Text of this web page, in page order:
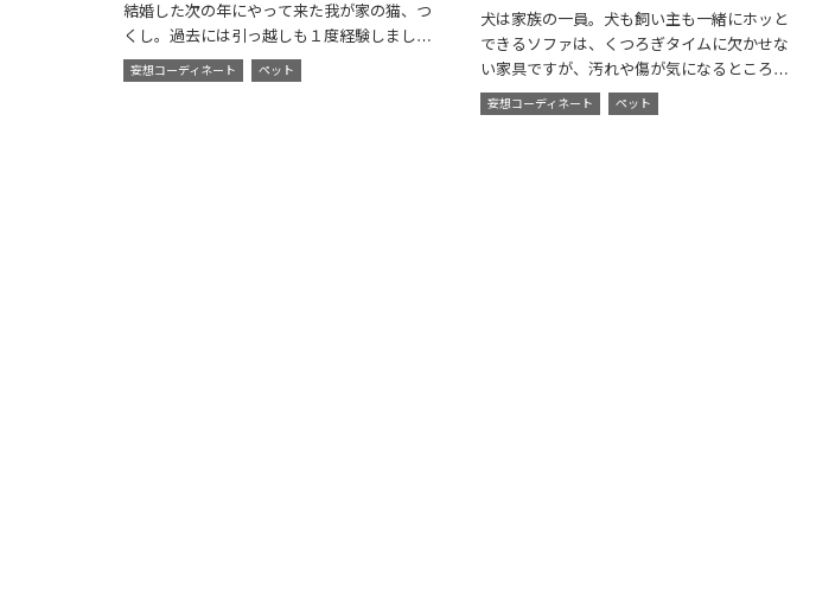
結婚した次の年にやって来た我が家の猫、つ
くし。過去には引っ越しも１度経験しまし
た。白い毛も増え、動きもゆっくりになり、
おばあちゃん猫らしい日々を送っています。
妄想コーディネート ペット
犬は家族の一員。犬も飼い主も一緒にホッと
できるソファは、くつろぎタイムに欠かせな
い家具ですが、汚れや傷が気になるところ。
そんな心配を少しでも解消できるソファと
は、どんなソファなのか？ やんちゃなチワ
妄想コーディネート ペット